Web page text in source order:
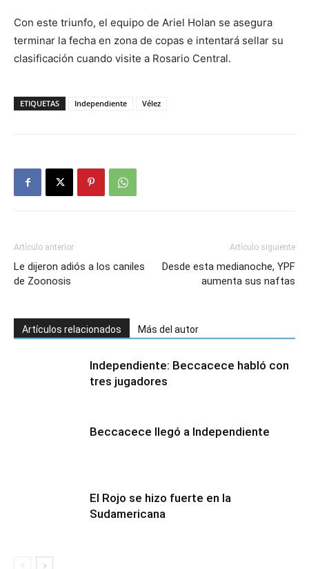
Con este triunfo, el equipo de Ariel Holan se asegura
terminar la fecha en zona de copas e intentará sellar su
clasificación cuando visite a Rosario Central.
ETIQUETAS Independiente Vélez
Artículo anterior
Le dijeron adiós a los caniles
de Zoonosis
Artículo siguiente
Desde esta medianoche, YPF
aumenta sus naftas
Artículos relacionados Más del autor
Independiente: Beccacece habló con
tres jugadores
Beccacece llegó a Independiente
El Rojo se hizo fuerte en la
Sudamericana